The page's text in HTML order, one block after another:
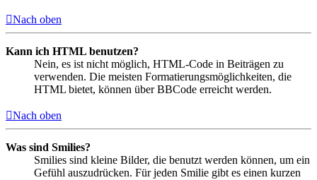
Nach oben
Kann ich HTML benutzen?
Nein, es ist nicht möglich, HTML-Code in Beiträgen zu
verwenden. Die meisten Formatierungsmöglichkeiten, die
HTML bietet, können über BBCode erreicht werden.
Nach oben
Was sind Smilies?
Smilies sind kleine Bilder, die benutzt werden können, um ein
Gefühl auszudrücken. Für jeden Smilie gibt es einen kurzen